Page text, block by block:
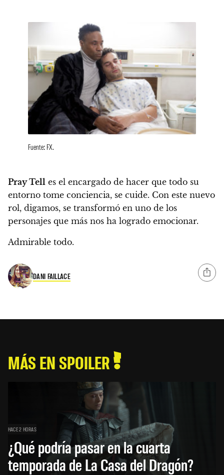
Fuente: FX.
Pray Tell es el encargado de hacer que todo su
entorno tome conciencia, se cuide. Con este nuevo
rol, digamos, se transformó en uno de los
personajes que más nos ha logrado emocionar.
Admirable todo.
DANI FAILLACE
MÁS EN SPOILER
HACE 2 HORAS
¿Qué podría pasar en la cuarta
temporada de La Casa del Dragón?